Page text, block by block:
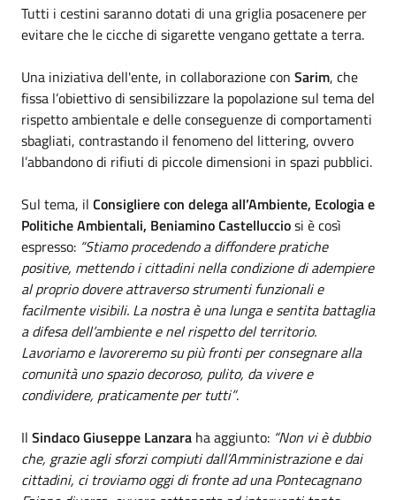
Tutti i cestini saranno dotati di una griglia posacenere per
evitare che le cicche di sigarette vengano gettate a terra.
Una iniziativa dell'ente, in collaborazione con Sarim, che
fissa l’obiettivo di sensibilizzare la popolazione sul tema del
rispetto ambientale e delle conseguenze di comportamenti
sbagliati, contrastando il fenomeno del littering, ovvero
l’abbandono di rifiuti di piccole dimensioni in spazi pubblici.
Sul tema, il Consigliere con delega all’Ambiente, Ecologia e
Politiche Ambientali, Beniamino Castellucciosi è così
espresso: “Stiamo procedendo a diffondere pratiche
positive, mettendo i cittadini nella condizione di adempiere
al proprio dovere attraverso strumenti funzionali e
facilmente visibili. La nostra è una lunga e sentita battaglia
a difesa dell’ambiente e nel rispetto del territorio.
Lavoriamo e lavoreremo su più fronti per consegnare alla
comunità uno spazio decoroso, pulito, da vivere e
condividere, praticamente per tutti”.
Il Sindaco Giuseppe Lanzara ha aggiunto: “Non vi è dubbio
che, grazie agli sforzi compiuti dall’Amministrazione e dai
cittadini, ci troviamo oggi di fronte ad una Pontecagnano